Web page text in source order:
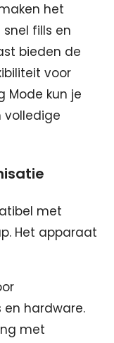
het
fills en
bieden de
voor
Mode kun je
volledige
met
Het apparaat
en hardware.
met